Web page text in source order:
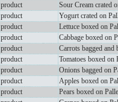
product
Sour Cream crated
product
Yogurt crated on
product
Lettuce boxed on
product
Cabbage boxed on
product
Carrots bagged and
product
Tomatoes boxed on
product
Onions bagged on
product
Apples boxed on
product
Pears boxed on